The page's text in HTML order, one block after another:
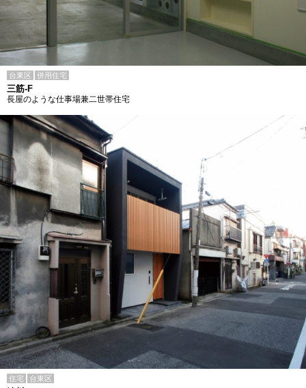
台東区 併用住宅
三筋-F
長屋のような仕事場兼二世帯住宅
住宅 台東区